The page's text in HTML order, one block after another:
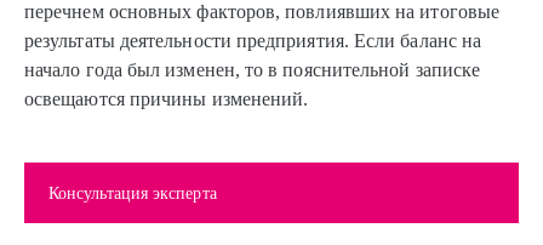
перечнем основных факторов, повлиявших на итоговые
результаты деятельности предприятия. Если баланс на
начало года был изменен, то в пояснительной записке
освещаются причины изменений.
Консультация эксперта